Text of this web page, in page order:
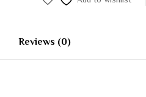
Reviews (0)